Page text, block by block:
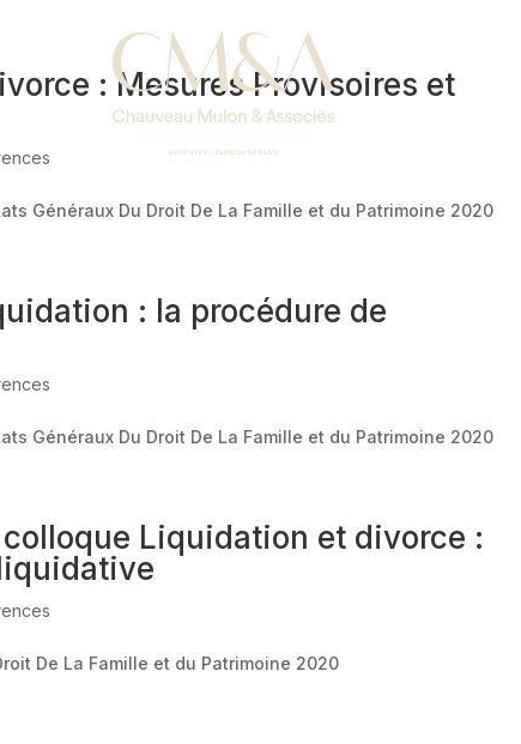
: Mesures Provisoires et
Généraux Du Droit De La Famille et du Patrimoine 2020
: la procédure de
Généraux Du Droit De La Famille et du Patrimoine 2020
colloque Liquidation et divorce :
De La Famille et du Patrimoine 2020